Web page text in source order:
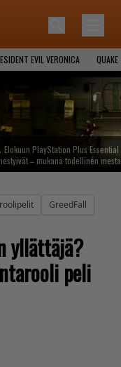
EVIL VERONICA QUAKE
Elokuun PlayStation Plus
– mukana todellinen
GreedFall
yllättäjä?
peli